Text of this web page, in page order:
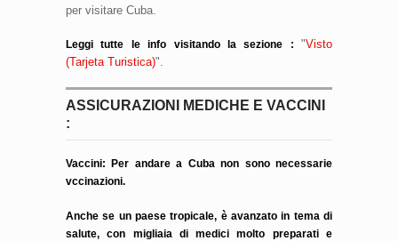
per visitare Cuba.
Leggi tutte le info visitando la sezione : "Visto
(Tarjeta Turistica)".
ASSICURAZIONI MEDICHE E VACCINI
:
Vaccini: Per andare a Cuba non sono necessarie
vccinazioni.
Anche se un paese tropicale, è avanzato in tema di
salute, con migliaia di medici molto preparati e